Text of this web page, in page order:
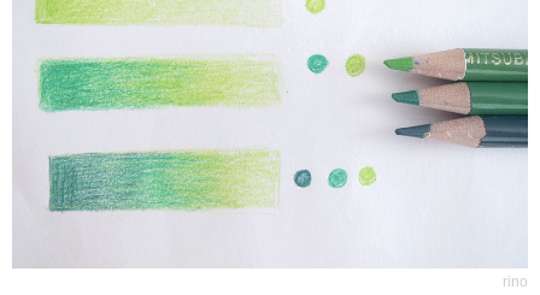
rino